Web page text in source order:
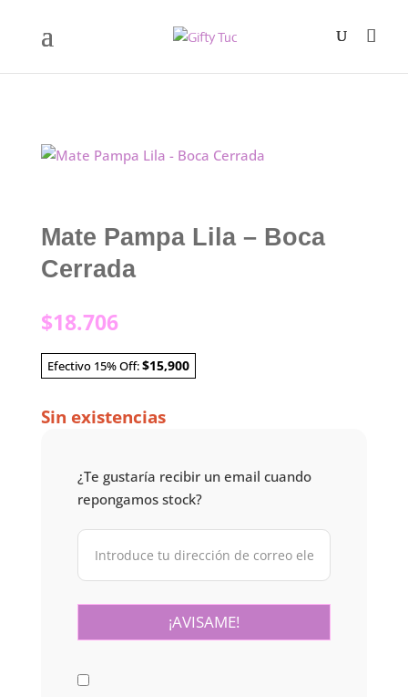
Mate Pampa Lila – Boca
Cerrada
$18.706
Efectivo 15% Off:$15,900
Sin existencias
¿Te gustaría recibir un email cuando
repongamos stock?